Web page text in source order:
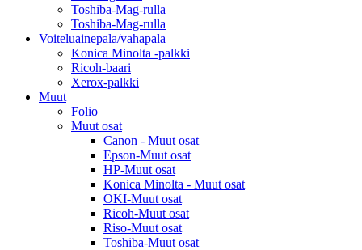
Toshiba-Mag-rulla
Toshiba-Mag-rulla
Voiteluainepala/vahapala
Konica Minolta -palkki
Ricoh-baari
Xerox-palkki
Muut
Folio
Muut osat
Canon - Muut osat
Epson-Muut osat
HP-Muut osat
Konica Minolta - Muut osat
OKI-Muut osat
Ricoh-Muut osat
Riso-Muut osat
Toshiba-Muut osat